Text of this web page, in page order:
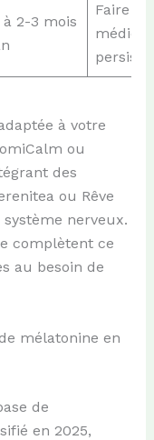
2-3 mois
Faire
à votre
ou
des
ou Rêve
nerveux.
complètent ce
au besoin de
mélatonine en
de
en 2025,